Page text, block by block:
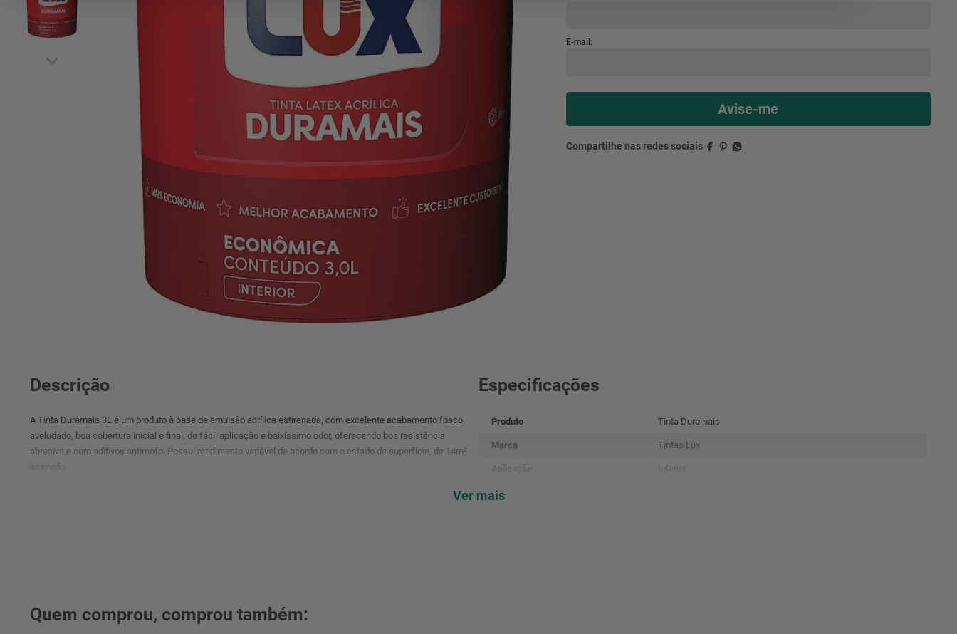
Descrição
A Tinta Duramais 3L é um produto à base de emulsão acrílica estirenada, com excelente acabamento fosco
aveludado, boa cobertura inicial e final, de fácil aplicação e baixíssimo odor, oferecendo boa resistência
abrasiva e com aditivos antimofo. Possui rendimento variável de acordo com o estado da superfície, de 14m²
acabado.
Especificações
Produto Tinta Duramais
Marca Tintas Lux
Acabamento
Ver mais
Quem comprou, comprou também:
condicionado